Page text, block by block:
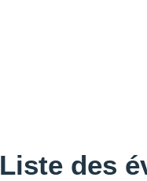
Liste des